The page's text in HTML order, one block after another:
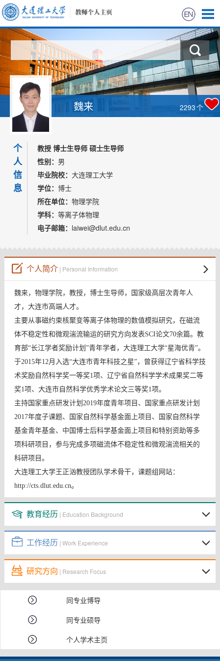
首页
科学研究
教学研究
获奖信息
招生信息
学生信息
我的相册
教师博客
魏来 2293个
个
人
信
息
教授 博士生导师 硕士生导师
性别： 男
毕业院校： 大连理工大学
学位： 博士
所在单位： 物理学院
学科： 等离子体物理
电子邮箱： laiwei@dlut.edu.cn
个人简介| Personal Information
魏来，物理学院，教授，博士生导师，国家级高层次青年人
才，大连市高端人才。
主要从事磁约束核聚变等离子体物理的数值模拟研究，在磁流
体不稳定性和微观湍流输运的研究方向发表SCI论文70余篇。教
育部“长江学者奖励计划”青年学者，大连理工大学“星海优青”。
于2015年12月入选“大连市青年科技之星”，曾获得辽宁省科学技
术奖励自然科学奖一等奖1项、辽宁省自然科学学术成果奖二等
奖1项、大连市自然科学优秀学术论文三等奖1项。
主持国家重点研发计划2019年度青年项目、国家重点研发计划
2017年度子课题、国家自然科学基金面上项目、国家自然科学
基金青年基金、中国博士后科学基金面上项目和特别资助等多
项科研项目，参与完成多项磁流体不稳定性和微观湍流相关的
科研项目。
大连理工大学王正汹教授团队学术骨干，课题组网站：
http://cts.dlut.edu.cn。
教育经历 | Education Background
工作经历 | Work Experience
研究方向 | Research Focus
同专业博导
同专业硕导
个人学术主页